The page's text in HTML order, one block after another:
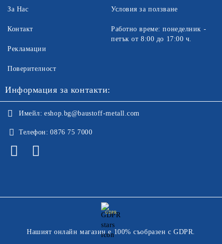
За Нас
Контакт
Рекламации
Поверителност
Условия за ползване
Работно време: понеделник -
петък от 8:00 до 17:00 ч.
Информация за контакти:
Имейл: eshop.bg@baustoff-metall.com
Телефон: 0876 75 7000
GDPR
Нашият онлайн магазин е 100% съобразен с GDPR.